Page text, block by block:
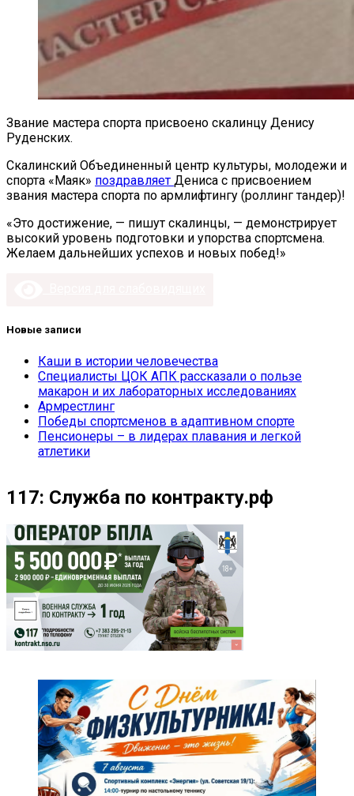
Звание мастера спорта присвоено скалинцу Денису
Руденских.
Скалинский Объединенный центр культуры, молодежи и
спорта «Маяк» поздравляет Дениса с присвоением
звания мастера спорта по армлифтингу (роллинг тандер)!
«Это достижение, — пишут скалинцы, — демонстрирует
высокий уровень подготовки и упорства спортсмена.
Желаем дальнейших успехов и новых побед!»
Новые записи
Каши в истории человечества
Специалисты ЦОК АПК рассказали о пользе
макарон и их лабораторных исследованиях
Армрестлинг
Победы спортсменов в адаптивном спорте
Пенсионеры – в лидерах плавания и легкой
атлетики
117: Служба по контракту.рф